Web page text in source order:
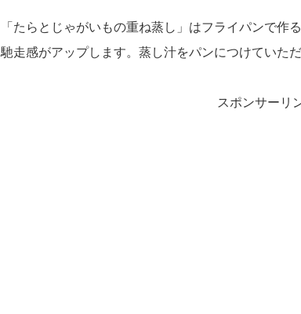
「たらとじゃがいもの重ね蒸し」はフライパンで作
馳走感がアップします。蒸し汁をパンにつけていただ
スポンサーリ